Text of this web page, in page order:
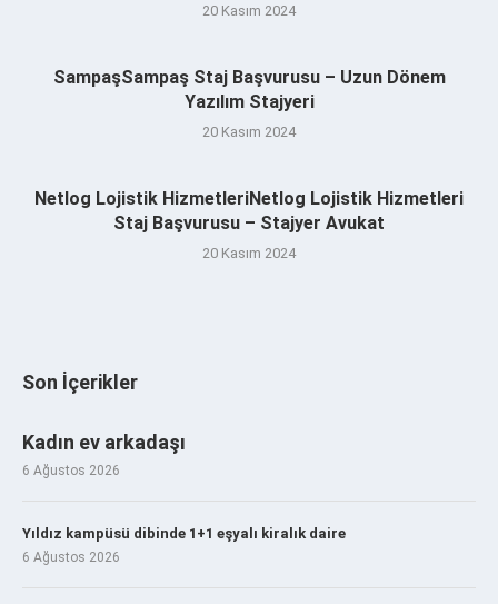
20 Kasım 2024
SampaşSampaş Staj Başvurusu – Uzun Dönem
Yazılım Stajyeri
20 Kasım 2024
Netlog Lojistik HizmetleriNetlog Lojistik Hizmetleri
Staj Başvurusu – Stajyer Avukat
20 Kasım 2024
Son İçerikler
Kadın ev arkadaşı
6 Ağustos 2026
Yıldız kampüsü dibinde 1+1 eşyalı kiralık daire
6 Ağustos 2026